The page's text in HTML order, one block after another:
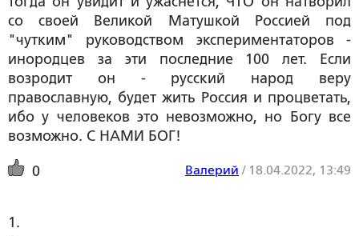
со своей Великой Матушкой Россией под
"чутким" руководством экспериментаторов -
инородцев за эти последние 100 лет. Если
возродит он - русский народ веру
православную, будет жить Россия и процветать,
ибо у человеков это невозможно, но Богу все
возможно. С НАМИ БОГ!
0 Валерий / 18.04.2022, 13:49
1.